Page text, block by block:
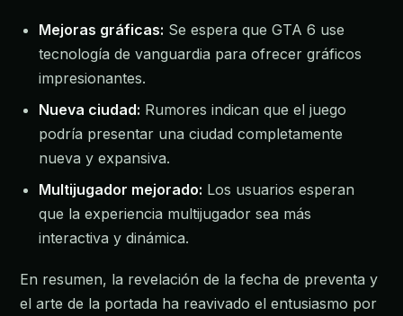
Mejoras gráficas: Se espera que GTA 6 use
tecnología de vanguardia para ofrecer gráficos
impresionantes.
Nueva ciudad: Rumores indican que el juego
podría presentar una ciudad completamente
nueva y expansiva.
Multijugador mejorado: Los usuarios esperan
que la experiencia multijugador sea más
interactiva y dinámica.
En resumen, la revelación de la fecha de preventa y
el arte de la portada ha reavivado el entusiasmo por